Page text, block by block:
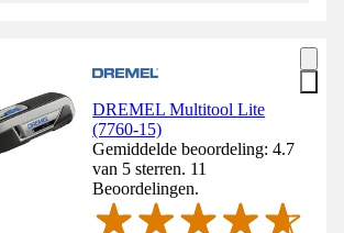
DREMEL Multitool Lite
(7760-15)
Gemiddelde beoordeling: 4.7
van 5 sterren. 11
Beoordelingen.